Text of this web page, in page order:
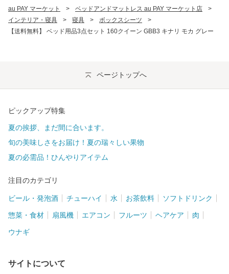
au PAY マーケット > ベッドアンドマットレス au PAY マーケット店
>
インテリア・寝具
> 寝具 > ボックスシーツ
>
【送料無料】 ベッド用品3点セット 160クイーン GBB3 キナリ モカ グレー
ページトップへ
ピックアップ特集
夏の挨拶、まだ間に合います。
旬の美味しさをお届け！夏の瑞々しい果物
夏の必需品！ひんやりアイテム
注目のカテゴリ
ビール・発泡酒 チューハイ 水 お茶飲料 ソフトドリンク
惣菜・食材 扇風機 エアコン フルーツ ヘアケア 肉
ウナギ
サイトについて